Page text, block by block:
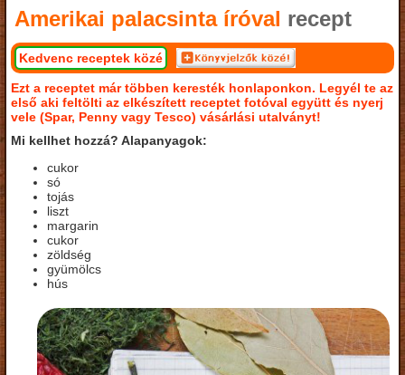
Amerikai palacsinta íróval recept
Kedvenc receptek közé
Ezt a receptet már többen keresték honlaponkon. Legyél te az
első aki feltölti az elkészített receptet fotóval együtt és nyerj
vele (Spar, Penny vagy Tesco) vásárlási utalványt!
Mi kellhet hozzá? Alapanyagok:
cukor
só
tojás
liszt
margarin
cukor
zöldség
gyümölcs
hús